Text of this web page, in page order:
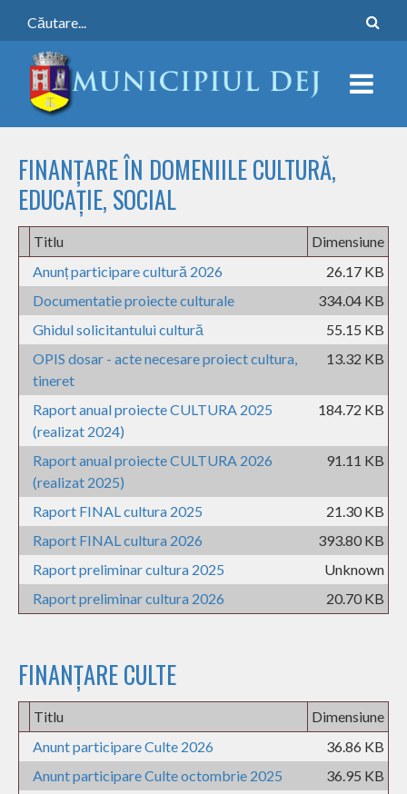
FINANȚARE ÎN DOMENIILE CULTURĂ,
EDUCAȚIE, SOCIAL
Titlu
Dimensiune
Anunț participare cultură 2026
26.17 KB
Documentatie proiecte culturale
334.04 KB
Ghidul solicitantului cultură
55.15 KB
OPIS dosar - acte necesare proiect cultura,
tineret
13.32 KB
Raport anual proiecte CULTURA 2025
(realizat 2024)
184.72 KB
Raport anual proiecte CULTURA 2026
(realizat 2025)
91.11 KB
Raport FINAL cultura 2025
21.30 KB
Raport FINAL cultura 2026
393.80 KB
Raport preliminar cultura 2025
Unknown
Raport preliminar cultura 2026
20.70 KB
FINANȚARE CULTE
Titlu
Dimensiune
Anunt participare Culte 2026
36.86 KB
Anunt participare Culte octombrie 2025
36.95 KB